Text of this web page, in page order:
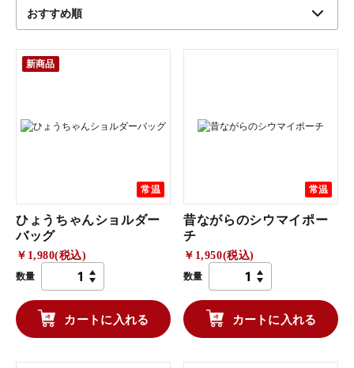
新商品
常温
ひょうちゃんショルダー
バッグ
￥1,980(税込)
数量
カートに入れる
常温
昔ながらのシウマイポー
チ
￥1,950(税込)
数量
カートに入れる